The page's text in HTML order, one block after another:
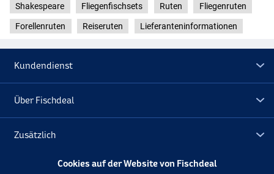
#5/6
Shakespeare Fliegenfischsets Ruten Fliegenruten
Forellenruten Reiseruten Lieferanteninformationen
Kundendienst
Über Fischdeal
Zusätzlich
Lagerräumung
Cookies auf der Website von Fischdeal